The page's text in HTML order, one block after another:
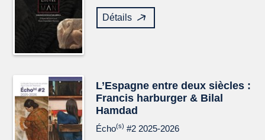
Détails
L’Espagne entre deux siècles :
Francis harburger & Bilal
Hamdad
Écho(s) #2 2025-2026